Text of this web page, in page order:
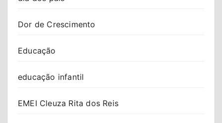
Dor de Crescimento
Educação
educação infantil
EMEI Cleuza Rita dos Reis